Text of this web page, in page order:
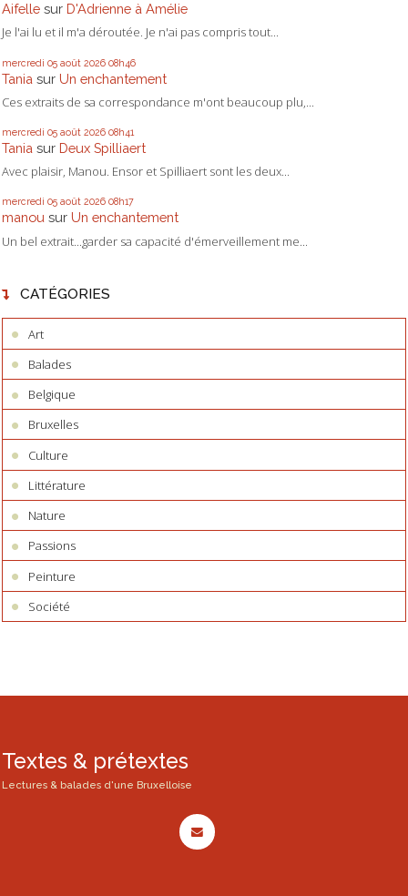
Aifelle sur D'Adrienne à Amélie
Je l'ai lu et il m'a déroutée. Je n'ai pas compris tout...
mercredi 05 août 2026 08h46
Tania sur Un enchantement
Ces extraits de sa correspondance m'ont beaucoup plu,...
mercredi 05 août 2026 08h41
Tania sur Deux Spilliaert
Avec plaisir, Manou. Ensor et Spilliaert sont les deux...
mercredi 05 août 2026 08h17
manou sur Un enchantement
Un bel extrait...garder sa capacité d'émerveillement me...
CATÉGORIES
Art
Balades
Belgique
Bruxelles
Culture
Littérature
Nature
Passions
Peinture
Société
Textes & prétextes
Lectures & balades d'une Bruxelloise